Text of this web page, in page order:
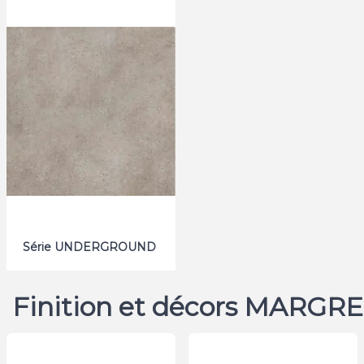
Série UNDERGROUND
Finition et décors